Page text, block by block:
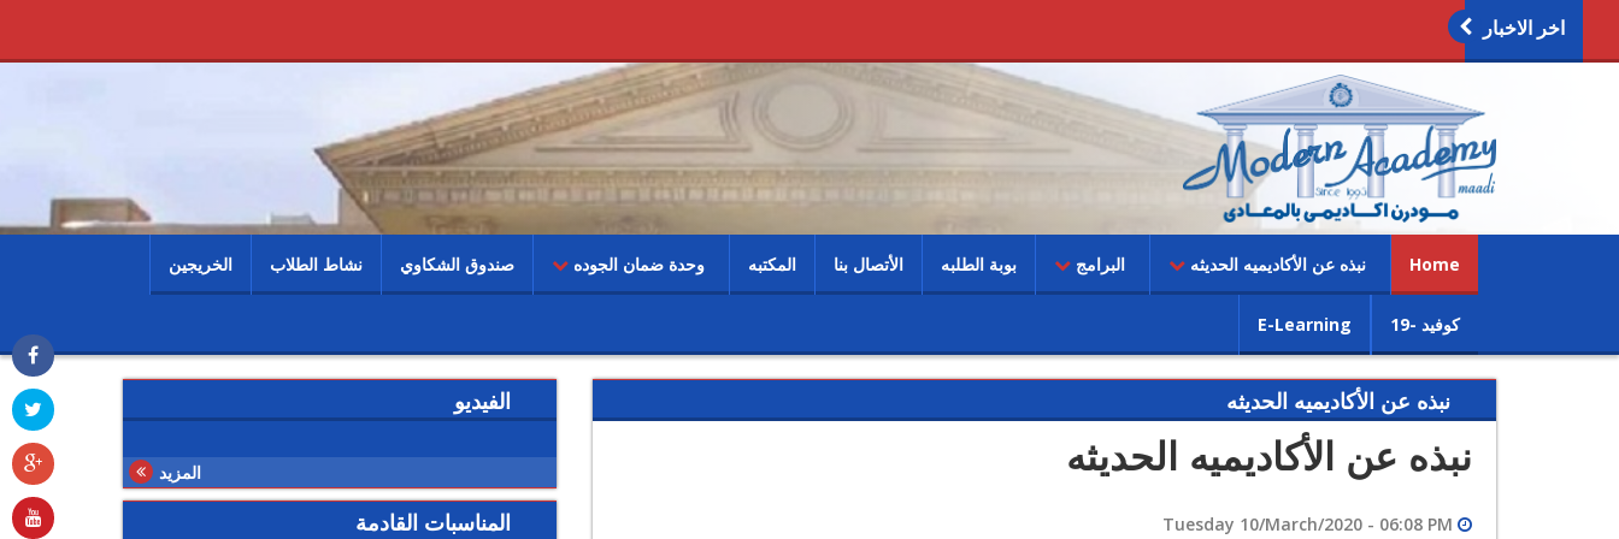
اخر الاخبار
Home نبذه عن الأكاديميه الحديثه البرامج بوبة الطلبه الأتصال بنا المكتبه وحدة ضمان الجوده صندوق الشكاوي نشاط الطلاب الخريجين
كوفيد -19 E-Learning
نبذه عن الأكاديميه الحديثه
نبذه عن الأكاديميه الحديثه
الفيديو
المزيد
المناسبات القادمة